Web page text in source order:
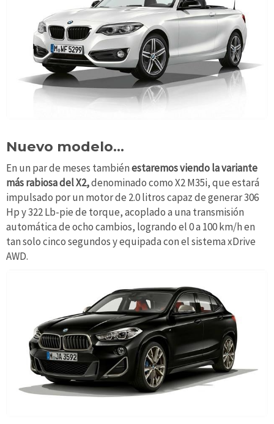
Nuevo modelo...
En un par de meses tambiénestaremos viendo la variante
más rabiosa del X2,denominado como X2 M35i, que estará
impulsado por un motor de 2.0 litros capaz de generar 306
Hp y 322 Lb-pie de torque, acoplado a una transmisión
automática de ocho cambios, logrando el 0 a 100 km/h en
tan solo cinco segundos y equipada con el sistema xDrive
AWD.